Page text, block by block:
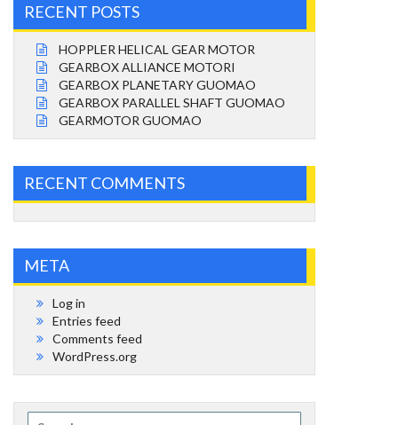
RECENT POSTS
HOPPLER HELICAL GEAR MOTOR
GEARBOX ALLIANCE MOTORI
GEARBOX PLANETARY GUOMAO
GEARBOX PARALLEL SHAFT GUOMAO
GEARMOTOR GUOMAO
RECENT COMMENTS
META
Log in
Entries feed
Comments feed
WordPress.org